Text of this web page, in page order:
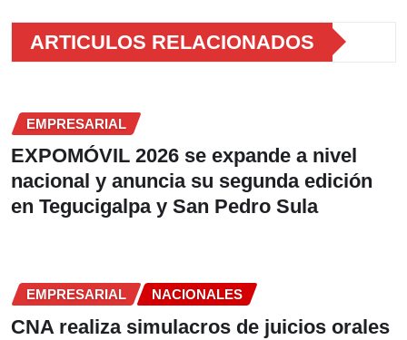
ARTICULOS RELACIONADOS
EMPRESARIAL
EXPOMÓVIL 2026 se expande a nivel
nacional y anuncia su segunda edición
en Tegucigalpa y San Pedro Sula
EMPRESARIAL NACIONALES
CNA realiza simulacros de juicios orales